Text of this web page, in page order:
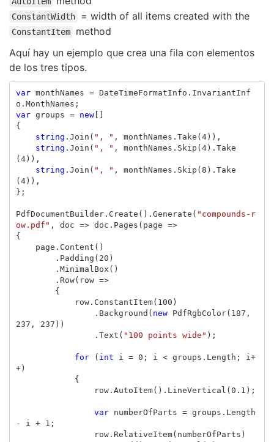
ConstantWidth = width of all items created with the
ConstantItem
method
Aquí hay un ejemplo que crea una fila con elementos
de los tres tipos.
var monthNames = DateTimeFormatInfo . InvariantInf
o . MonthNames ;
var groups = new[]
{
string . Join ( ", " , monthNames . Take ( 4)),
string . Join ( ", " , monthNames . Skip ( 4). Take
( 4)),
string . Join ( ", " , monthNames . Skip ( 8 ). Take
( 4)),
};
PdfDocumentBuilder. Create (). Generate ( "compounds-r
ow.pdf" , doc => doc . Pages ( page =>
{
page . Content ()
. Padding ( 20 )
. MinimalBox ()
. Row( row =>
{
row. ConstantItem( 100 )
. Background ( new PdfRgbColor( 187 ,
237 , 237 ))
. Text ( "100 points wide" );
for ( int i = 0 ; i < groups . Length ; i +
+)
{
row. AutoItem(). LineVertical ( 0.1 );
var numberOfParts = groups . Length
-
i + 1 ;
row. RelativeItem( numberOfParts )